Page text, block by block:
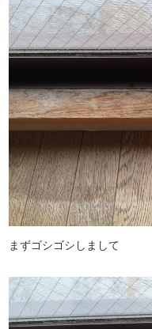
まずゴシゴシしまして